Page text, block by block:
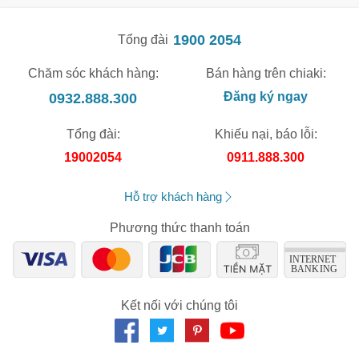
Tổng đài 1900 2054
Chăm sóc khách hàng:
0932.888.300
Bán hàng trên chiaki:
Đăng ký ngay
Tổng đài:
19002054
Khiếu nại, báo lỗi:
0911.888.300
Hỗ trợ khách hàng
Phương thức thanh toán
Kết nối với chúng tôi